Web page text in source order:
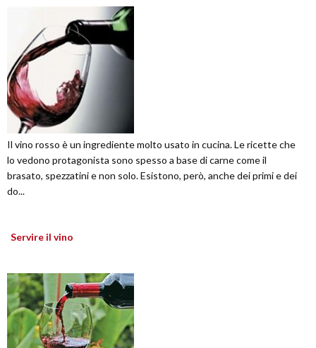
Il vino rosso è un ingrediente molto usato in cucina. Le ricette che
lo vedono protagonista sono spesso a base di carne come il
brasato, spezzatini e non solo. Esistono, però, anche dei primi e dei
do...
Servire il vino